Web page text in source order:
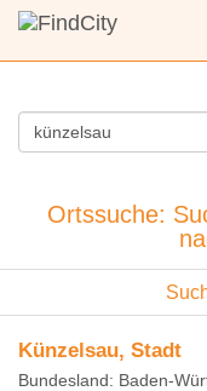
Ortssuche:
Künzelsau, Stadt
Bundesland: Baden-